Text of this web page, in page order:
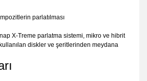
parlatılması
X-Treme parlatma sistemi, mikro ve hibrit
diskler ve şeritlerinden meydana